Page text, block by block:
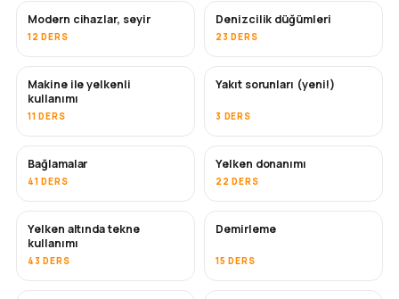
Modern cihazlar, seyir
12 DERS
Denizcilik düğümleri
23 DERS
Makine ile yelkenli
kullanımı
11 DERS
Yakıt sorunları (yeni!)
3 DERS
Bağlamalar
41 DERS
Yelken donanımı
22 DERS
Yelken altında tekne
kullanımı
43 DERS
Demirleme
15 DERS